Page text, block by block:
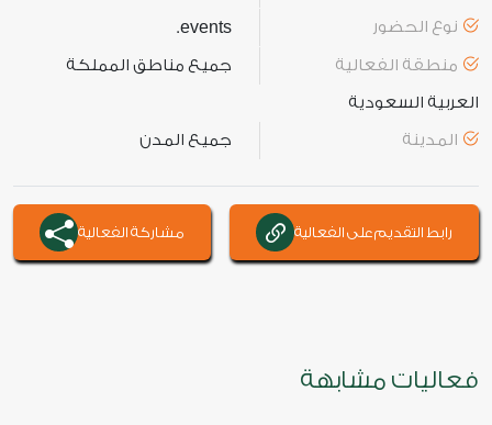
نوع الحضور events
.
منطقة الفعالية
جميع مناطق المملكة
العربية السعودية
المدينة
جميع المدن
رابط التقديم على الفعالية مشاركة الفعالية
فعاليات مشابهة